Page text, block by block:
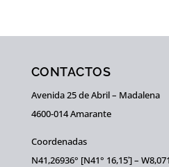
CONTACTOS
Avenida 25 de Abril – Madalena
4600-014 Amarante
Coordenadas
N41,26936° [N41° 16,15ʹ] –